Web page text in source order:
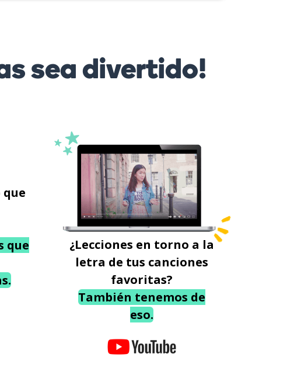
sea divertido!
que
que
¿Lecciones en torno a la
letra de tus canciones
favoritas?
También tenemos de
eso.